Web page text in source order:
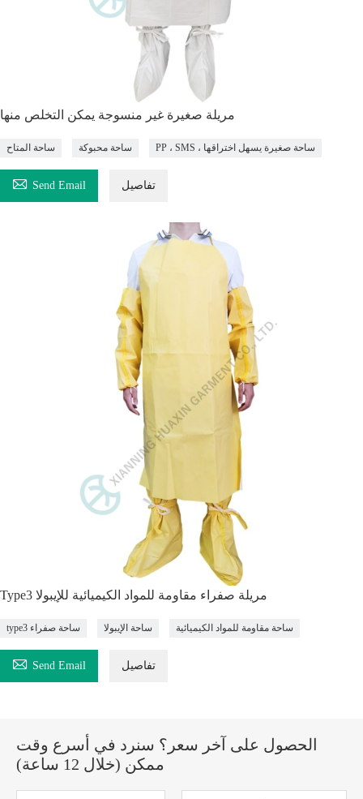
مريلة صغيرة غير منسوجة يمكن التخلص منها
ساحة المتاح ساحة محبوكة PP ، SMS ، ساحة صغيرة يسهل اختراقها
 Send Email تفاصيل
Type3 مريلة صفراء مقاومة للمواد الكيميائية للإيبولا
type3 ساحة صفراء ساحة الإيبولا ساحة مقاومة للمواد الكيميائية
 Send Email تفاصيل
الحصول على آخر سعر؟ سنرد في أسرع وقت
ممكن (خلال 12 ساعة)